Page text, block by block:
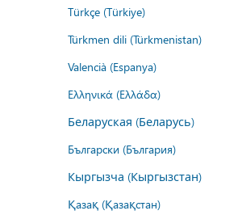
Türkçe (Türkiye)
Türkmen dili (Türkmenistan)
Valencià (Espanya)
Ελληνικά (Ελλάδα)
Беларуская (Беларусь)
Български (България)
Кыргызча (Кыргызстан)
Қазақ (Қазақстан)